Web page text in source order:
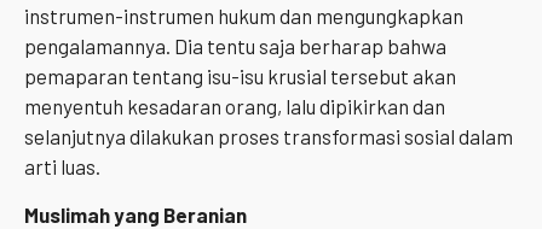
instrumen-instrumen hukum dan mengungkapkan
pengalamannya. Dia tentu saja berharap bahwa
pemaparan tentang isu-isu krusial tersebut akan
menyentuh kesadaran orang, lalu dipikirkan dan
selanjutnya dilakukan proses transformasi sosial dalam
arti luas.
Muslimahyang Beranian